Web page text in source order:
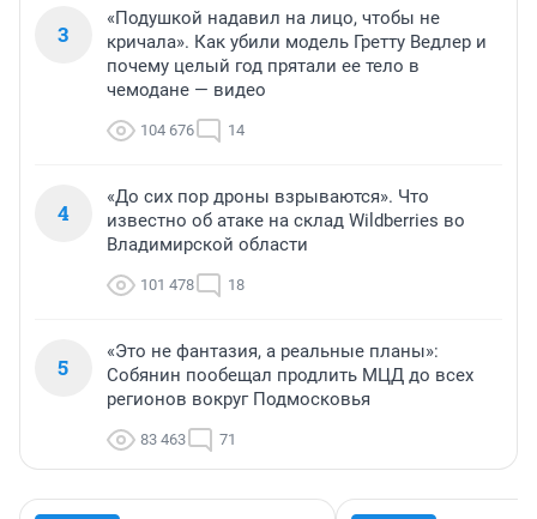
3
«Подушкой надавил на лицо, чтобы не
кричала». Как убили модель Гретту Ведлер и
почему целый год прятали ее тело в
чемодане — видео
104 676 14
4
«До сих пор дроны взрываются». Что
известно об атаке на склад Wildberries во
Владимирской области
101 478 18
5
«Это не фантазия, а реальные планы»:
Собянин пообещал продлить МЦД до всех
регионов вокруг Подмосковья
83 463 71